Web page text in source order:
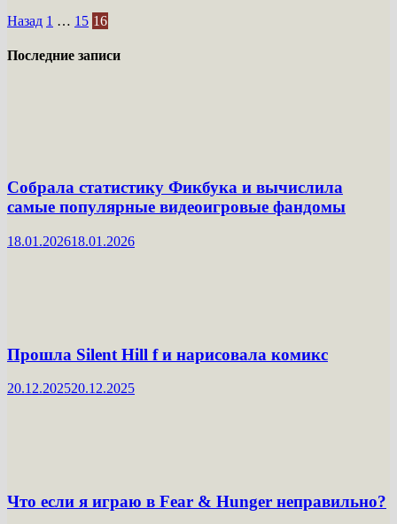
Назад 1 … 15 16
Последние записи
Собрала статистику Фикбука и вычислила
самые популярные видеоигровые фандомы
18.01.202618.01.2026
Прошла Silent Hill f и нарисовала комикс
20.12.202520.12.2025
Что если я играю в Fear & Hunger неправильно?